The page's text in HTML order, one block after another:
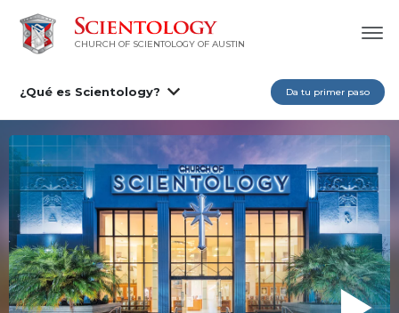
CHURCH OF SCIENTOLOGY OF AUSTIN
¿Qué es Scientology? Da tu primer paso